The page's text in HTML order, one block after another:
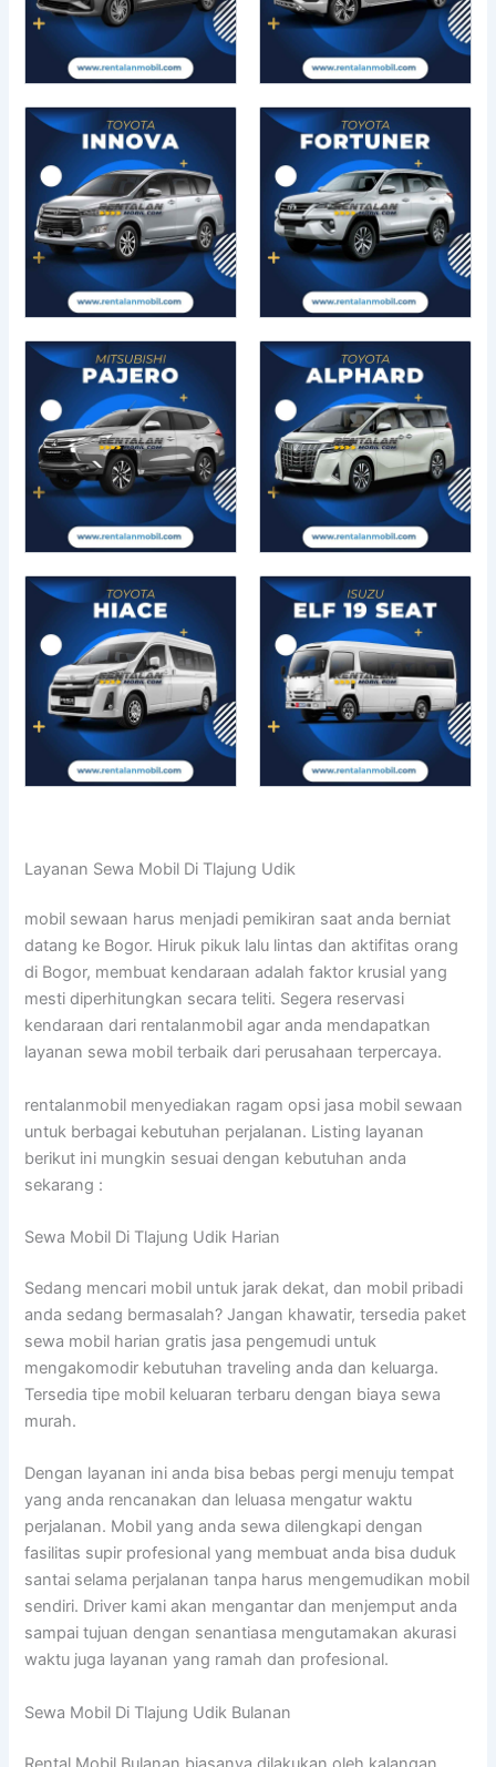
Layanan Sewa Mobil Di Tlajung Udik
mobil sewaan harus menjadi pemikiran saat anda berniat
datang ke Bogor. Hiruk pikuk lalu lintas dan aktifitas orang
di Bogor, membuat kendaraan adalah faktor krusial yang
mesti diperhitungkan secara teliti. Segera reservasi
kendaraan dari rentalanmobil agar anda mendapatkan
layanan sewa mobil terbaik dari perusahaan terpercaya.
rentalanmobil menyediakan ragam opsi jasa mobil sewaan
untuk berbagai kebutuhan perjalanan. Listing layanan
berikut ini mungkin sesuai dengan kebutuhan anda
sekarang :
Sewa Mobil Di Tlajung Udik Harian
Sedang mencari mobil untuk jarak dekat, dan mobil pribadi
anda sedang bermasalah? Jangan khawatir, tersedia paket
sewa mobil harian gratis jasa pengemudi untuk
mengakomodir kebutuhan traveling anda dan keluarga.
Tersedia tipe mobil keluaran terbaru dengan biaya sewa
murah.
Dengan layanan ini anda bisa bebas pergi menuju tempat
yang anda rencanakan dan leluasa mengatur waktu
perjalanan. Mobil yang anda sewa dilengkapi dengan
fasilitas supir profesional yang membuat anda bisa duduk
santai selama perjalanan tanpa harus mengemudikan mobil
sendiri. Driver kami akan mengantar dan menjemput anda
sampai tujuan dengan senantiasa mengutamakan akurasi
waktu juga layanan yang ramah dan profesional.
Sewa Mobil Di Tlajung Udik Bulanan